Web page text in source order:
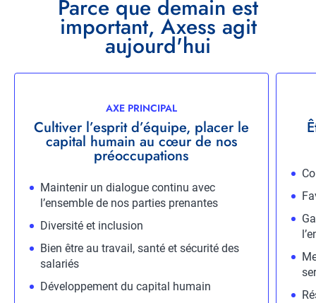
Parce que demain est
important, Axess agit
aujourd'hui
Démarche
AXE PRINCIPAL
Cultiver l’esprit d’équipe, placer le
capital humain au cœur de nos
préoccupations
Description
Maintenir un dialogue continu avec
l’ensemble de nos parties prenantes
Diversité et inclusion
Bien être au travail, santé et sécurité des
salariés
Développement du capital humain